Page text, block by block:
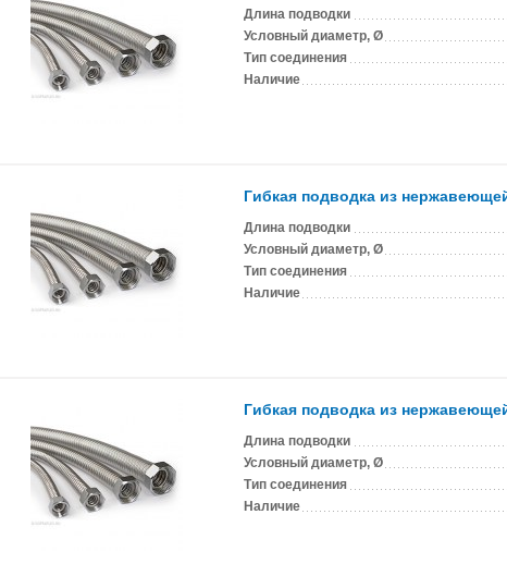
Длина подводки
Условный диаметр, Ø
Тип соединения
Наличие
Гибкая подводка из
Длина подводки
Условный диаметр, Ø
Тип соединения
Наличие
Гибкая подводка из
Длина подводки
Условный диаметр, Ø
Тип соединения
Наличие